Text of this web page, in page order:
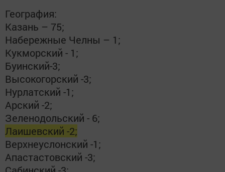
География:
Казань – 75;
Набережные Челны – 1;
Кукморский - 1;
Буинский-3;
Высокогорский -3;
Нурлатский -1;
Арский -2;
Зеленодольский - 6;
Лаишевский -2;
Верхнеуслонский -1;
Апастастовский -3;